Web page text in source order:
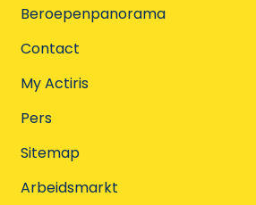
Beroepenpanorama
Contact
My Actiris
Pers
Sitemap
Arbeidsmarkt